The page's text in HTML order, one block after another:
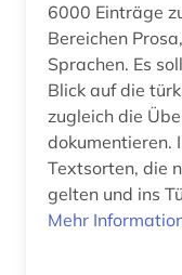
6000 Einträge
Bereichen
Sprachen. Es
Blick auf die
zugleich die
dokumentieren. In Zukunft werden auch andere
Textsorten, die
gelten und ins
Mehr